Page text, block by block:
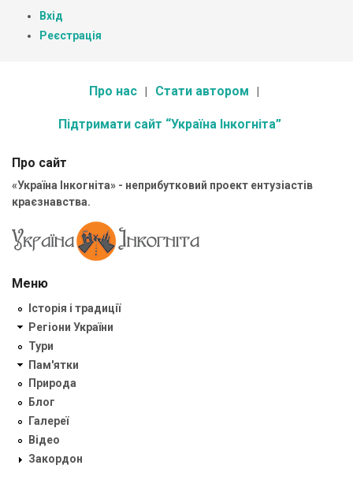
Вхід
Реєстрація
Про нас Стати автором
Підтримати сайт “Україна Інкогніта”
Про сайт
«Україна Інкогніта» - неприбутковий проект ентузіастів
краєзнавства.
Меню
Історія і традиції
Регіони України
Тури
Пам'ятки
Природа
Блог
Галереї
Відео
Закордон